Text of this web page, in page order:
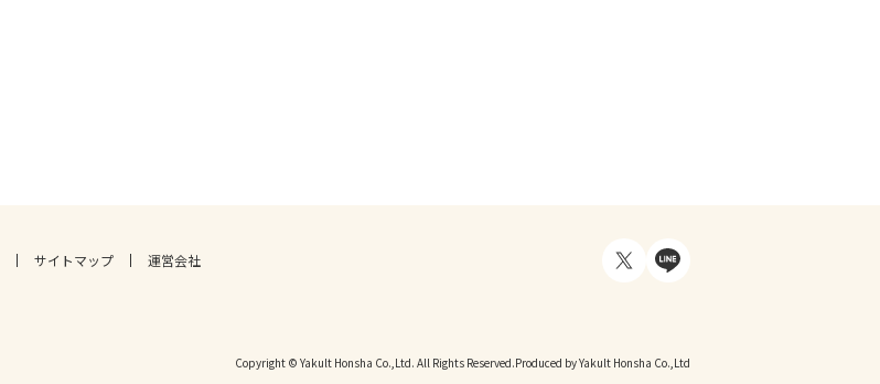
サイトマップ 運営会社
Copyright © Yakult Honsha Co.,Ltd. All Rights Reserved.Produced by Yakult Honsha Co.,Ltd